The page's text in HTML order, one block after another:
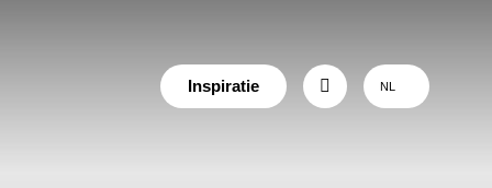
Inspiratie NL